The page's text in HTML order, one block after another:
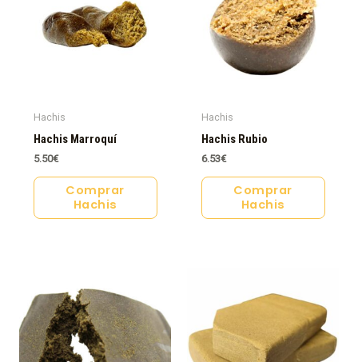
Hachis
Hachis Marroquí
5.50€
Comprar
Hachis
Hachis
Hachis Rubio
6.53€
Comprar
Hachis